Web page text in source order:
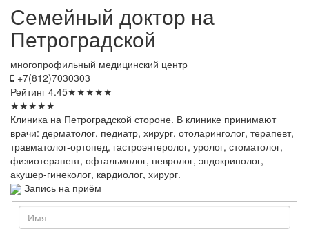
Семейный доктор на
Петроградской
многопрофильный медицинский центр
+7(812)7030303
Рейтинг 4.45★★★★★
★★★★★
Клиника на Петроградской стороне. В клинике принимают
врачи: дерматолог, педиатр, хирург, отоларинголог, терапевт,
травматолог-ортопед, гастроэнтеролог, уролог, стоматолог,
физиотерапевт, офтальмолог, невролог, эндокринолог,
акушер-гинеколог, кардиолог, хирург.
Запись на приём